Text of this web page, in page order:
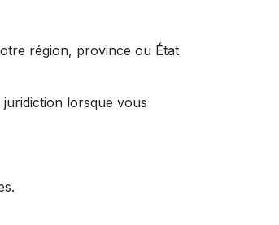
région, province ou État
lorsque vous